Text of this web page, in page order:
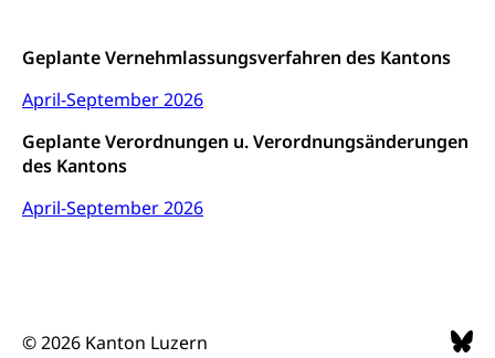
Geplante Vernehmlassungsverfahren des Kantons
April-September 2026
Geplante Verordnungen u. Verordnungsänderungen
des Kantons
April-September 2026
© 2026 Kanton Luzern
Halten von Wildtieren
Haltung Heimtiere
Hunde
Sicherheit
Armee
Militär, Militärdienst, Militärdienstpflicht,
Wehrpflicht, Berufssoldat, Militärdienstverweigerer,
Dienstverweigerer, Militärdienstverweigerung,
Feuerwehr, Gesundheitswesen, technische Betriebe,